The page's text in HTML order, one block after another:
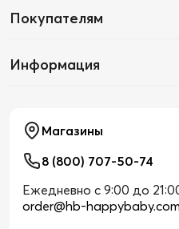
Покупателям
Информация
Магазины
8 (800) 707-50-74
Ежедневно с 9:00 до
order@hb-happybaby.com